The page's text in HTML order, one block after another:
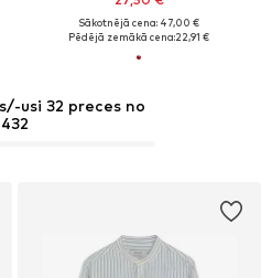
Sākotnējā cena: 47,00 €
Pēdējā zemākā cena:22,91 €
usi 32 preces no
432